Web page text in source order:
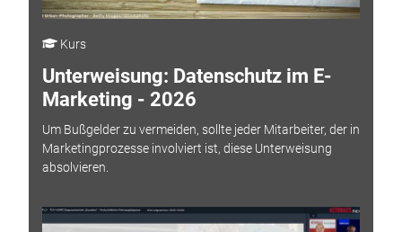
Kurs
Unterweisung: Datenschutz im E-
Marketing - 2026
Um Bußgelder zu vermeiden, sollte jeder Mitarbeiter, der in
Marketingprozesse involviert ist, diese Unterweisung
absolvieren.